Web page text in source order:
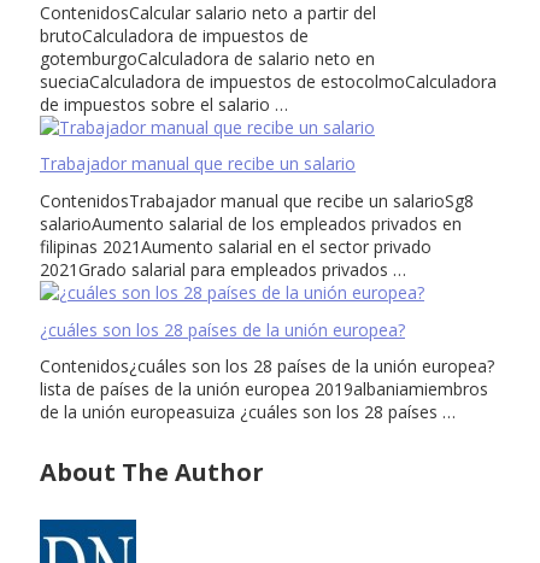
ContenidosCalcular salario neto a partir del
brutoCalculadora de impuestos de
gotemburgoCalculadora de salario neto en
sueciaCalculadora de impuestos de estocolmoCalculadora
de impuestos sobre el salario …
Trabajador manual que recibe un salario
ContenidosTrabajador manual que recibe un salarioSg8
salarioAumento salarial de los empleados privados en
filipinas 2021Aumento salarial en el sector privado
2021Grado salarial para empleados privados …
¿cuáles son los 28 países de la unión europea?
Contenidos¿cuáles son los 28 países de la unión europea?
lista de países de la unión europea 2019albaniamiembros
de la unión europeasuiza ¿cuáles son los 28 países …
About The Author